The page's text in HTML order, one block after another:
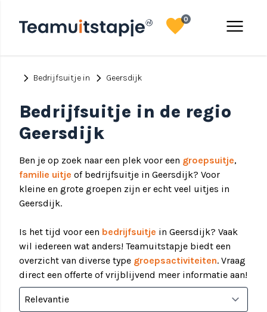
menu
favorite0
chevron_right Bedrijfsuitje in chevron_right Geersdijk
Bedrijfsuitje in de regio
Geersdijk
Ben je op zoek naar een plek voor een groepsuitje,
familie uitje of bedrijfsuitje in Geersdijk? Voor
kleine en grote groepen zijn er echt veel uitjes in
Geersdijk.
Is het tijd voor een bedrijfsuitje in Geersdijk? Vaak
wil iedereen wat anders! Teamuitstapje biedt een
overzicht van diverse type groepsactiviteiten. Vraag
direct een offerte of vrijblijvend meer informatie aan!